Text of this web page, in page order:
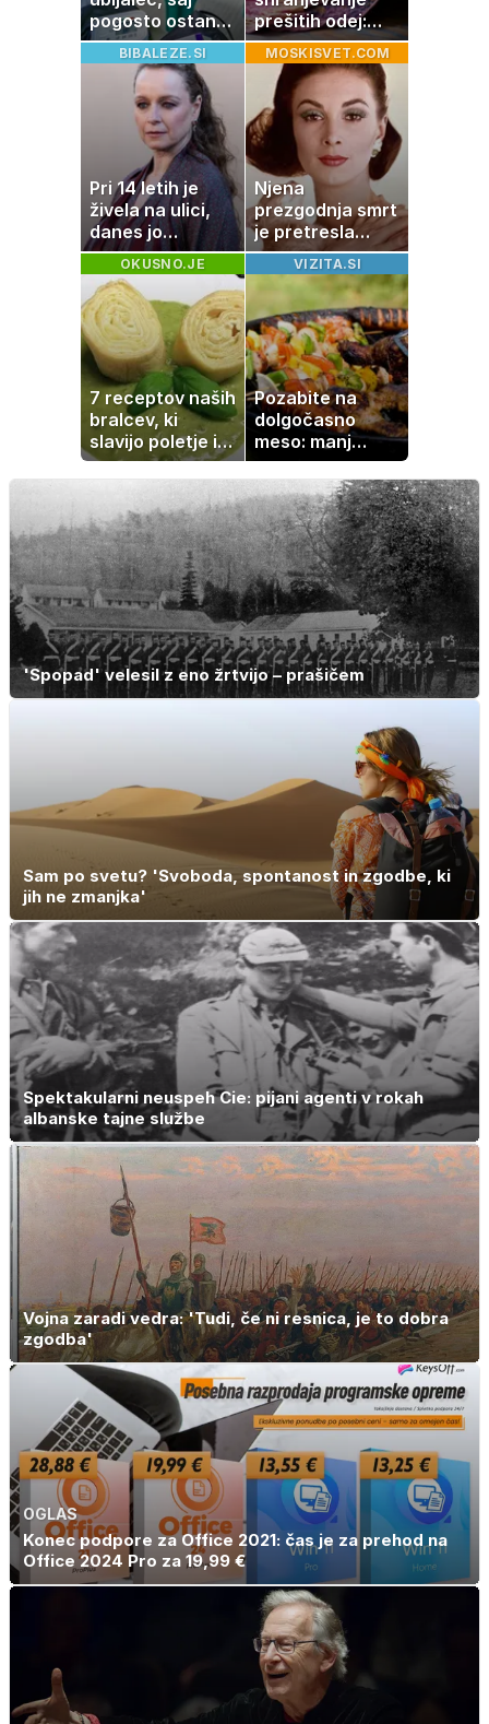
pogosto ostane
neopažen:
nenavadni
simptomi
visokega
holesterola
prešitih odej:
Kako ohraniti
družinsko
dediščino
BIBALEZE.SI
Pri 14 letih je
živela na ulici,
danes jo
občuduje ves
svet
MOSKISVET.COM
Njena
prezgodnja smrt
je pretresla
modni svet: za
slavo se je
skrivala
tragedija
OKUSNO.JE
7 receptov naših
bralcev, ki
slavijo poletje in
tradicijo
VIZITA.SI
Pozabite na
dolgočasno
meso: manj
maščobe, več
svežine
'Spopad' velesil z eno žrtvijo – prašičem
Sam po svetu? 'Svoboda, spontanost in zgodbe, ki
jih ne zmanjka'
Spektakularni neuspeh Cie: pijani agenti v rokah
albanske tajne službe
Vojna zaradi vedra: 'Tudi, če ni resnica, je to dobra
zgodba'
OGLAS
Konec podpore za Office 2021: čas je za prehod na
Office 2024 Pro za 19,99 €